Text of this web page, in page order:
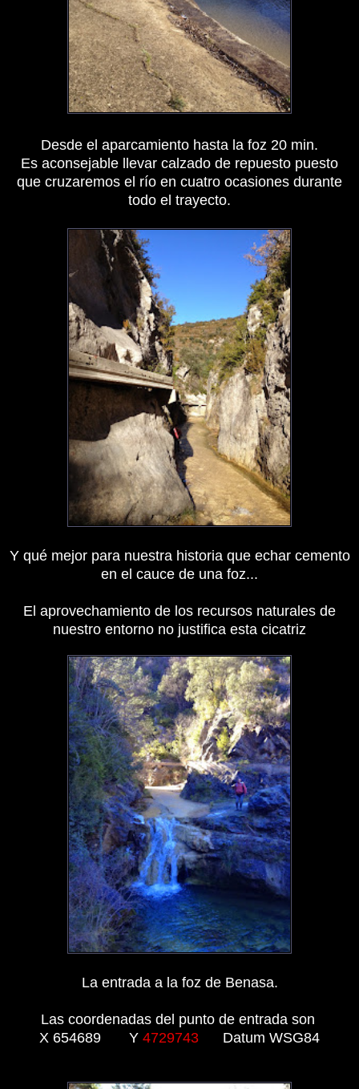
Desde el aparcamiento hasta la foz 20 min.
Es aconsejable llevar calzado de repuesto puesto
que cruzaremos el río en cuatro ocasiones durante
todo el trayecto.
Y qué mejor para nuestra historia que echar cemento
en el cauce de una foz...
El aprovechamiento de los recursos naturales de
nuestro entorno no justifica esta cicatriz
La entrada a la foz de Benasa.
Las coordenadas del punto de entrada son
X 654689 Y 4729743 Datum WSG84